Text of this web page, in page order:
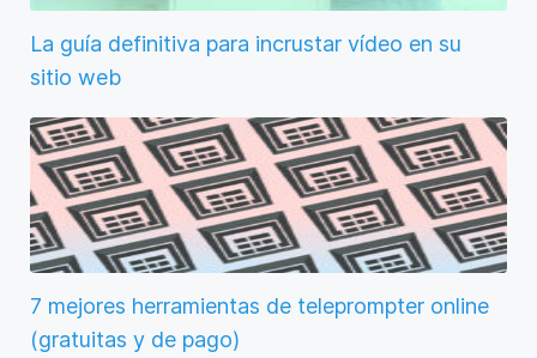
La guía definitiva para incrustar vídeo en su
sitio web
7 mejores herramientas de teleprompter online
(gratuitas y de pago)